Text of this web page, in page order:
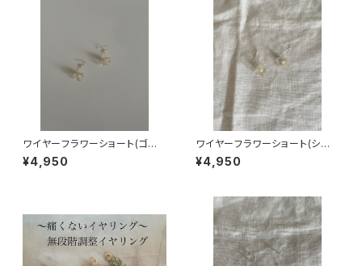
ワイヤーフラワーショート(ゴー
ルド)
¥4,950
ワイヤーフラワーショート(シル
バー)
¥4,950